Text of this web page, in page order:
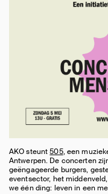
AKO steunt505, een
Antwerpen. De concerten
geëngageerde burgers,
eventsector, het
we één ding: leven in een